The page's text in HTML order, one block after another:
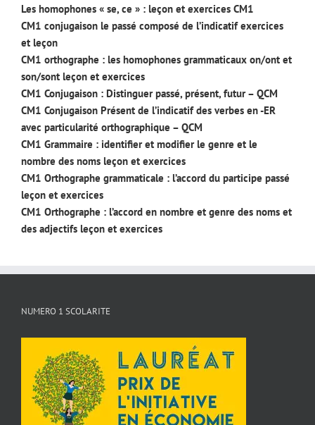
Les homophones « se, ce » : leçon et exercices CM1
CM1 conjugaison le passé composé de l’indicatif exercices
et leçon
CM1 orthographe : les homophones grammaticaux on/ont et
son/sont leçon et exercices
CM1 Conjugaison : Distinguer passé, présent, futur – QCM
CM1 Conjugaison Présent de l’indicatif des verbes en -ER
avec particularité orthographique – QCM
CM1 Grammaire : identifier et modifier le genre et le
nombre des noms leçon et exercices
CM1 Orthographe grammaticale : l’accord du participe passé
leçon et exercices
CM1 Orthographe : l’accord en nombre et genre des noms et
des adjectifs leçon et exercices
NUMERO 1 SCOLARITE